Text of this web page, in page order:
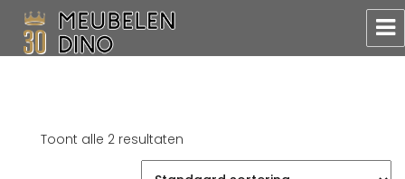
Toont alle 2 resultaten